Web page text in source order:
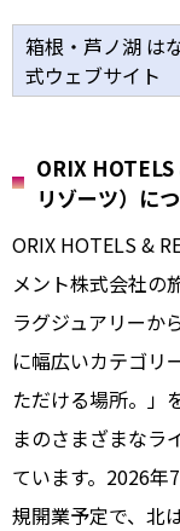
箱根・芦ノ湖 は
式ウェブサイト
ORIX
リゾーツ）に
ORIX HOTELS &
メント株式会社の
ラグジュアリーか
に幅広いカテゴリ
ただける場所。」
まのさまざまなラ
ています。2026年
規開業予定で、北